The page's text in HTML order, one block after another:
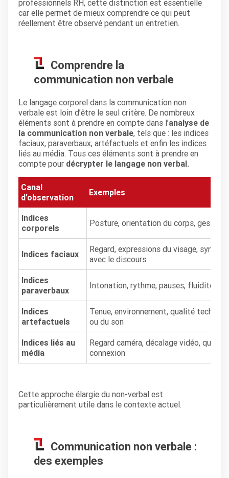
professionnels RH, cette distinction est essentielle
car elle permet de mieux comprendre ce qui peut
réellement être observé pendant un entretien.
Comprendre la
communication non verbale
Le langage corporel dans la communication non
verbale est loin d’être le seul critère. De nombreux
éléments sont à prendre en compte dans l’analyse de
la communication non verbale, tels que : les indices
faciaux, paraverbaux, artéfactuels et enfin les indices
liés au média. Tous ces éléments sont à prendre en
compte pour décrypter le langage non verbal.
Canal
d’observation
Exemples
Indices
corporels
Posture, orientation du corps,
Indices faciaux
Regard, expressions du visage,
avec le discours
Indices
paraverbaux
Intonation, rythme, pauses, fluidité,
Indices
artefactuels
Tenue, environnement, qualité
ou du son
Indices liés au
média
Regard caméra, décalage vidéo, qualité
connexion
Cette approche élargie du non-verbal est
particulièrement utile dans le contexte actuel.
Communication non verbale :
des exemples